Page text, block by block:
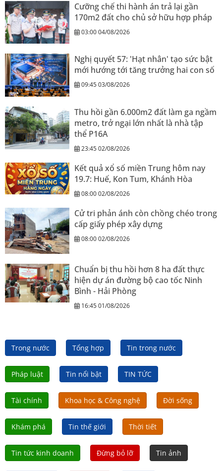
Cưỡng chế thi hành án trả lại gần
170m2 đất cho chủ sở hữu hợp pháp
03:00 04/08/2026
Nghị quyết 57: 'Hạt nhân' tạo sức bật
mới hướng tới tăng trưởng hai con số
09:45 03/08/2026
Thu hồi gần 6.000m2 đất làm ga ngầm
metro, trở ngại lớn nhất là nhà tập
thể P16A
23:45 02/08/2026
Kết quả xổ số miền Trung hôm nay
19.7: Huế, Kon Tum, Khánh Hòa
08:00 02/08/2026
Cử tri phản ánh còn chồng chéo trong
cấp giấy phép xây dựng
08:00 02/08/2026
Chuẩn bị thu hồi hơn 8 ha đất thực
hiện dự án đường bộ cao tốc Ninh
Bình - Hải Phòng
16:45 01/08/2026
Trong nước Tổng hợp Tin trong nước
Pháp luật Tin nổi bật TIN TỨC
Tài chính Khoa học & Công nghệ Đời sống
Khám phá Tin thế giới Thời tiết
Tin tức kinh doanh Đừng bỏ lỡ Tin ảnh